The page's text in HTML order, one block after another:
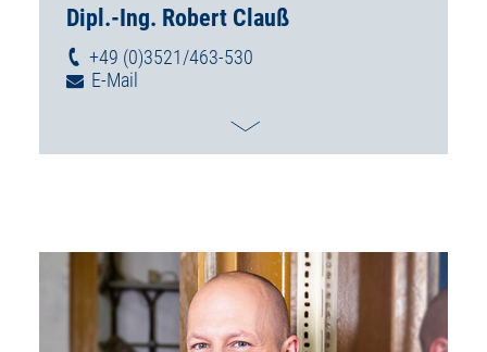
Dipl.-Ing. Robert Clauß
+49 (0)3521/463-530